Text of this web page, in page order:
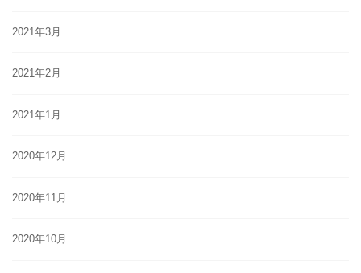
2021年3月
2021年2月
2021年1月
2020年12月
2020年11月
2020年10月